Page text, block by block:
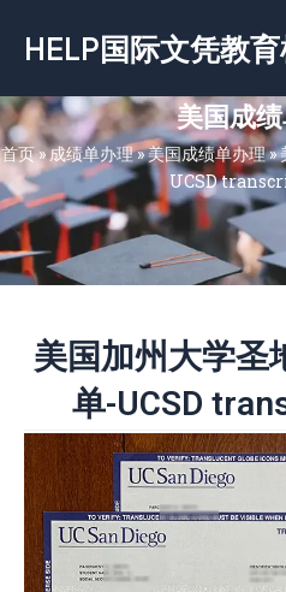
容
HELP国际文凭教
美国成
首页»成绩单办理»美国成绩单办理»
UCSD
美国加州大学圣
单-UCSD